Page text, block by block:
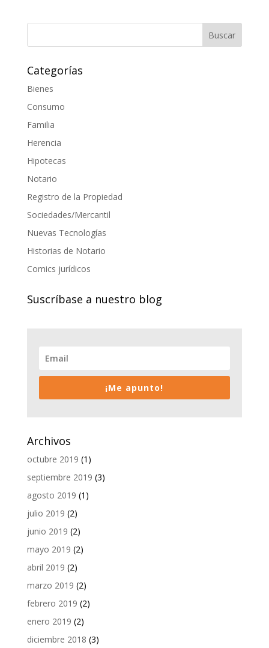
Categorías
Bienes
Consumo
Familia
Herencia
Hipotecas
Notario
Registro de la Propiedad
Sociedades/Mercantil
Nuevas Tecnologías
Historias de Notario
Comics jurídicos
Suscríbase a nuestro blog
¡Me apunto!
Archivos
octubre 2019 (1)
septiembre 2019 (3)
agosto 2019 (1)
julio 2019 (2)
junio 2019 (2)
mayo 2019 (2)
abril 2019 (2)
marzo 2019 (2)
febrero 2019 (2)
enero 2019 (2)
diciembre 2018 (3)